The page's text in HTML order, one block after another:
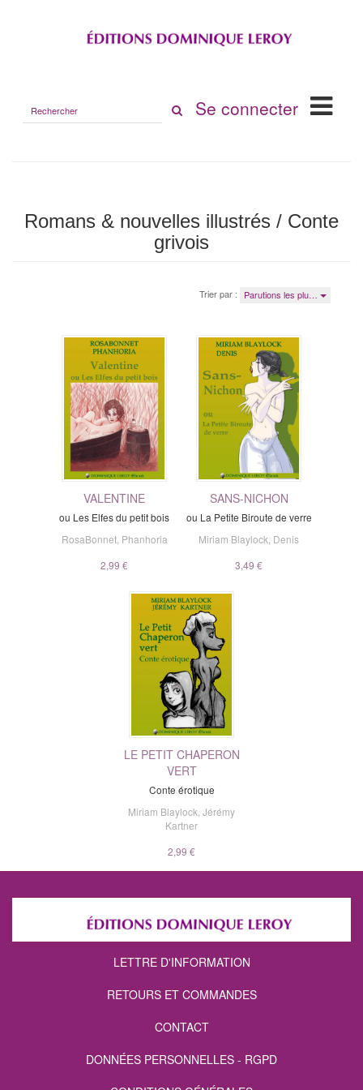
le
Se connecter
Romans & nouvelles illustrés / Conte
grivois
Trier par : Parutions les plu…
VALENTINE
ou Les Elfes du petit bois
RosaBonnet, Phanhoria
2,99 €
SANS-NICHON
ou La Petite Biroute de verre
Miriam Blaylock Denis
3,49 €
LE PETIT CHAPERON
VERT
Conte érotique
Miriam Blaylock Jérémy
Kartner
2,99 €
LETTRE D'INFORMATION
RETOURS ET COMMANDES
CONTACT
DONNÉES PERSONNELLES - RGPD